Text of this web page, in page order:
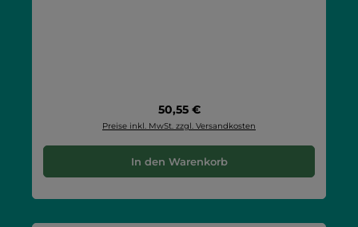
Regulärer Preis:
50,55 €
Preise inkl. MwSt. zzgl. Versandkosten
In den Warenkorb